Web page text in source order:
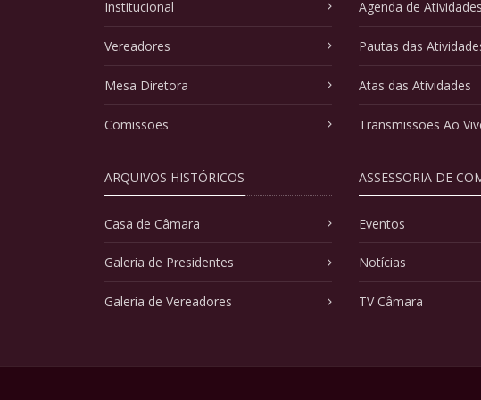
Institucional
Vereadores
Mesa Diretora
Comissões
ARQUIVOS HISTÓRICOS
Casa de Câmara
Galeria de Presidentes
Galeria de Vereadores
Agenda de Atividades
Pautas das
Atas das Atividades
Transmissões Ao
ASSESSORIA DE
Eventos
Notícias
TV Câmara